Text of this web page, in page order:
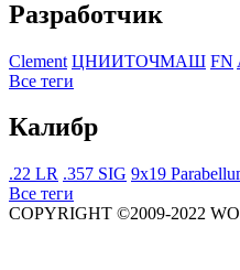
Разработчик
Clement ЦНИИТОЧМАШ FN
Все теги
Калибр
.22 LR .357 SIG 9x19
Все теги
COPYRIGHT ©2009-2022